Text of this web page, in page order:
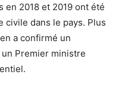
en 2018 et 2019 ont été
civile dans le pays. Plus
a confirmé un
Premier ministre